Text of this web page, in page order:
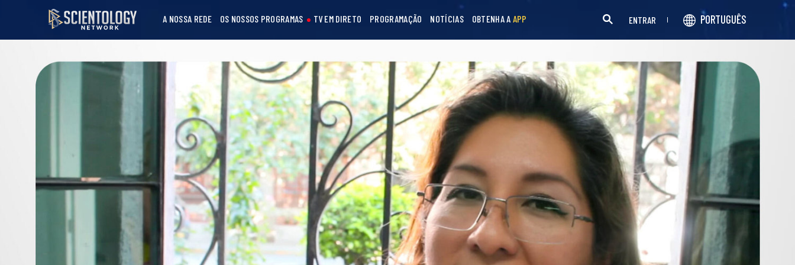
A NOSSA REDE OS NOSSOS PROGRAMAS TV EM DIRETO PROGRAMAÇÃO NOTÍCIAS OBTENHA A APP ENTRAR PORTUGUÊS